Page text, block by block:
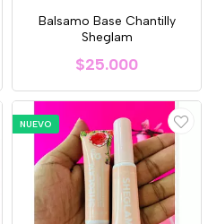
Balsamo Base Chantilly
Sheglam
$25.000
NUEVO